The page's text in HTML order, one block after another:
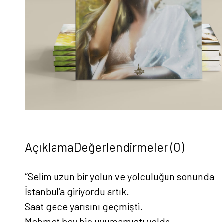
AçıklamaDeğerlendirmeler (0)
‘’Selim uzun bir yolun ve yolculuğun sonunda
İstanbul’a giriyordu artık.
Saat gece yarısını geçmişti.